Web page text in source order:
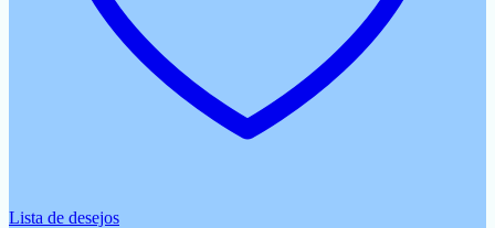
Lista de desejos